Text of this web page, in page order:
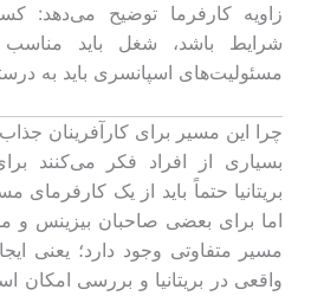
زاویه کارفرما توضیح می‌دهد:
شرایط باشد، شغل باید
مسئولیت‌های اسپانسری باید به
چرا این مسیر برای کارآفرینان
بسیاری از افراد فکر می‌کنند
بریتانیا حتماً باید از یک کارفرمای
اما برای بعضی صاحبان بیزینس و
مسیر متفاوتی وجود دارد؛ یعنی
واقعی در بریتانیا و بررسی امکان